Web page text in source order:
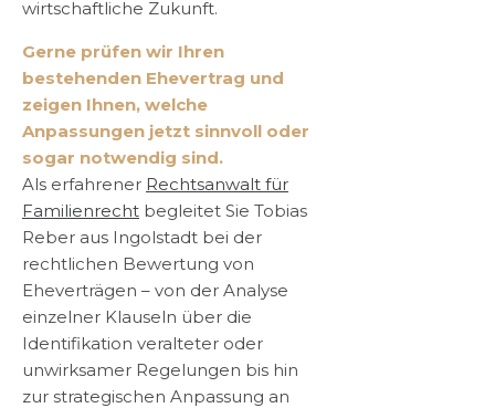
wirtschaftliche Zukunft.
Gerne prüfen wir Ihren
bestehenden Ehevertrag und
zeigen Ihnen, welche
Anpassungen jetzt sinnvoll oder
sogar notwendig sind.
Als erfahrener Rechtsanwalt für
Familienrecht begleitet Sie Tobias
Reber aus Ingolstadt bei der
rechtlichen Bewertung von
Eheverträgen – von der Analyse
einzelner Klauseln über die
Identifikation veralteter oder
unwirksamer Regelungen bis hin
zur strategischen Anpassung an